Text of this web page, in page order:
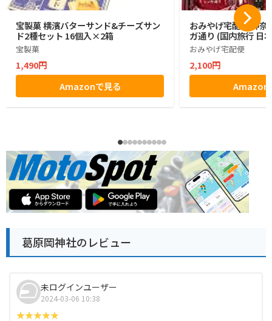
宝製菓 横濱バターサンド&チーズサン
ド2種セット 16個入×2箱
宝製菓
1,490円
Amazonで見る
おみやげ宅配便 神奈
ガ通り (国内旅行 日
おみやげ宅配便
2,100円
Amazon
葛原岡神社のレビュー
未ログインユーザー
2024-03-06 10:38